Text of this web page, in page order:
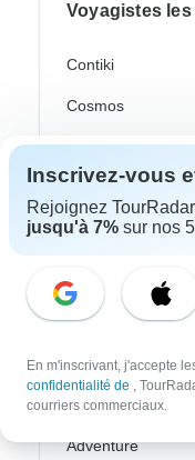
Voyagistes
Contiki
Cosmos
G Adventures
Intrepid
Topdeck
CroisiEurope
Styles de
Adventure
Inscrivez-vous
Rejoignez
jusqu'à 7% sur nos
En m'inscrivant, j'accepte
confidentialité de ,
courriers commerciaux.